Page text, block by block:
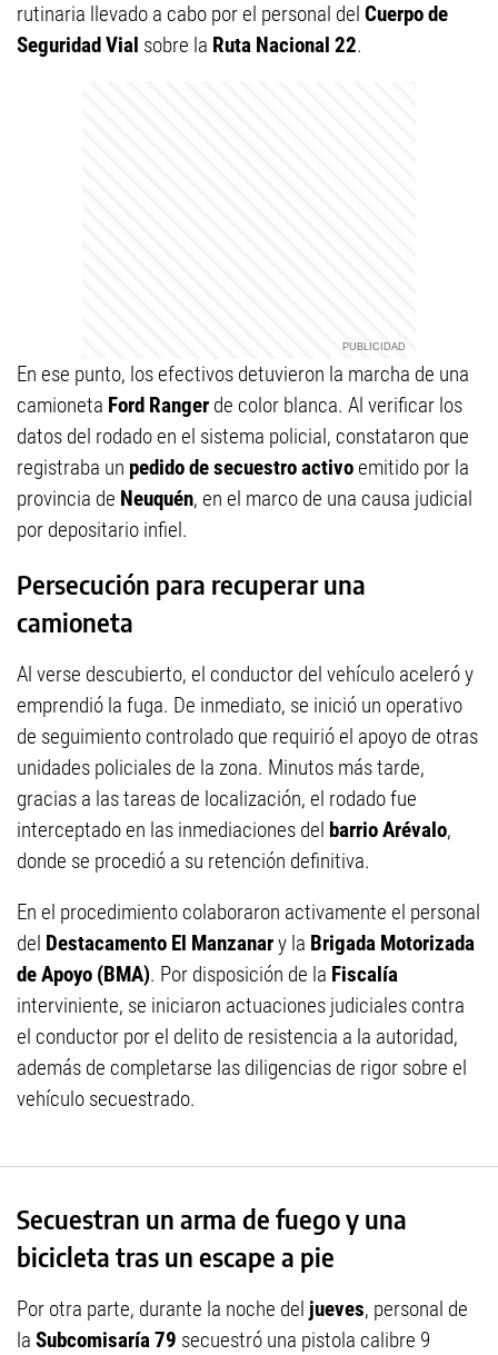
rutinaria llevado a cabo por el personal del Cuerpo de
Seguridad Vial sobre la Ruta Nacional 22.
En ese punto, los efectivos detuvieron la marcha de una
camioneta Ford Ranger de color blanca. Al verificar los
datos del rodado en el sistema policial, constataron que
registraba un pedido de secuestro activoemitido por la
provincia de Neuquén, en el marco de una causa judicial
por depositario infiel.
Persecución para recuperar una
camioneta
Al verse descubierto, el conductor del vehículo aceleró y
emprendió la fuga. De inmediato, se inició un operativo
de seguimiento controlado que requirió el apoyo de otras
unidades policiales de la zona. Minutos más tarde,
gracias a las tareas de localización, el rodado fue
interceptado en las inmediaciones del barrio Arévalo,
donde se procedió a su retención definitiva.
En el procedimiento colaboraron activamente el personal
del Destacamento El Manzanary la Brigada Motorizada
de Apoyo (BMA). Por disposición de la Fiscalía
interviniente, se iniciaron actuaciones judiciales contra
el conductor por el delito de resistencia a la autoridad,
además de completarse las diligencias de rigor sobre el
vehículo secuestrado.
Secuestran un arma de fuego y una
bicicleta tras un escape a pie
Por otra parte, durante la noche del jueves, personal de
la Subcomisaría 79 secuestró una pistola calibre 9